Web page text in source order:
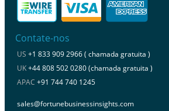
Contate-nos
US +1 833 909 2966 ( chamada gratuita )
UK+44 808 502 0280 (chamada gratuita )
APAC +91 744 740 1245
sales@fortunebusinessinsights.com